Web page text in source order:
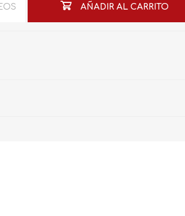
AÑADIR AL CARRITO